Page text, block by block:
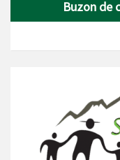
Buzon de